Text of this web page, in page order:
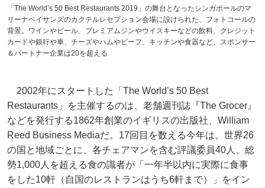
「The World’s 50 Best Restaurants 2019」の舞台となったシンガポールのマ
リーナベイサンズのカクテルレセプション会場に設けられた、フォトコールの
背景。ワインやビール、プレミアムジンやウイスキーなどの飲料、クレジット
カードや銀行や車、チーズやハムやビーフ、キッチンや食器など、スポンサー
＆パートナー企業は20を超える
2002年にスタートした「The World’s 50 Best
Restaurants」を主催するのは、老舗週刊誌『The Grocer』
などを発行する1862年創業のイギリスの出版社、William
Reed Business Mediaだ。17回目を数える今年は、世界26
の国と地域ごとに、各チェアマンを含む評議委員40人、総
勢1,000人を超える食の識者が「一年半以内に実際に食事
をした10軒（自国のレストランはうち6軒まで）」をイン